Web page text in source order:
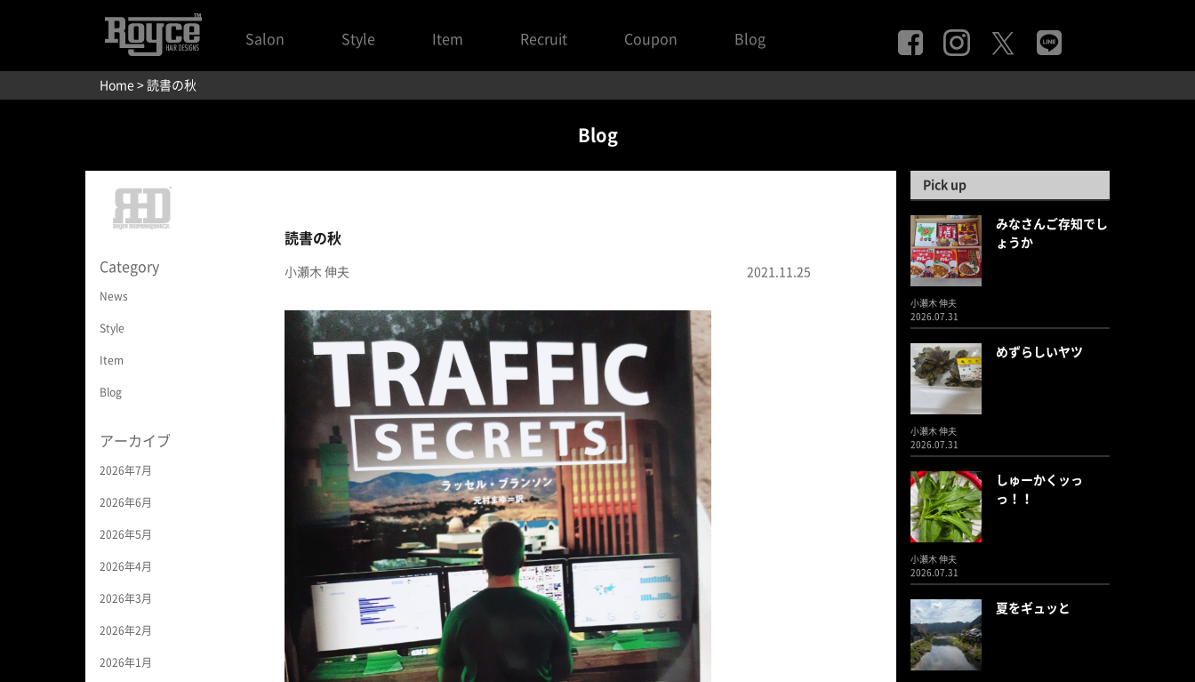
Salon Style Item Recruit Coupon Blog
Home > 読書の秋
Blog
Category
News
Style
Item
Blog
アーカイブ
2026年7月
2026年6月
2026年5月
2026年4月
2026年3月
2026年2月
2026年1月
読書の秋
小瀬木 伸夫 2021.11.25
Pick up
みなさんご存知でし
ょうか
小瀬木 伸夫
2026.07.31
めずらしいヤツ
小瀬木 伸夫
2026.07.31
しゅーかくッっ
っ！！
小瀬木 伸夫
2026.07.31
夏をギュッと